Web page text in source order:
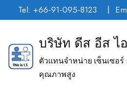
Tel: +66-91-095-8123
บริษัท ดีส อีส ไ
ตัวแทนจำหน่าย เซ็นเซอ
คุณภาพสูง